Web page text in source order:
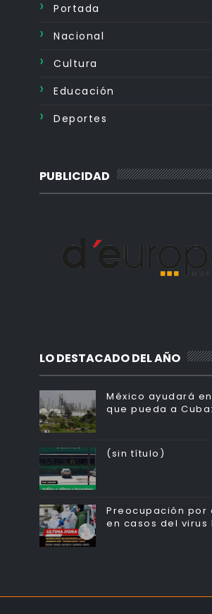
Portada
Nacional
Cultura
Educación
Deportes
PUBLICIDAD
LO DESTACADO DEL AÑO
México ayudará
que pueda a Cuba:
(sin título)
Preocupación por
en casos del virus